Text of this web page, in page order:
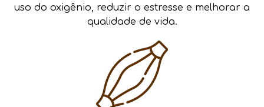
uso do oxigênio, reduzir o estresse e melhorar a
qualidade de vida.